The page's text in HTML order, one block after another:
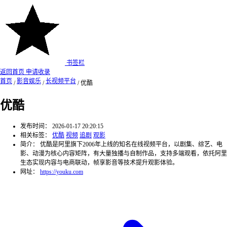
书签栏
返回首页 申请收录
首页 / 影音娱乐 / 长视频平台 / 优酷
优酷
发布时间：
2026-01-17 20:20:15
相关标签：
优酷 视频 追剧 观影
简介：
优酷是阿里旗下2006年上线的知名在线视频平台，以剧集、综艺、电
影、动漫为核心内容矩阵，有大量独播与自制作品，支持多端观看，依托阿里
生态实现内容与电商联动，帧享影音等技术提升观影体验。
网址：
https://youku.com